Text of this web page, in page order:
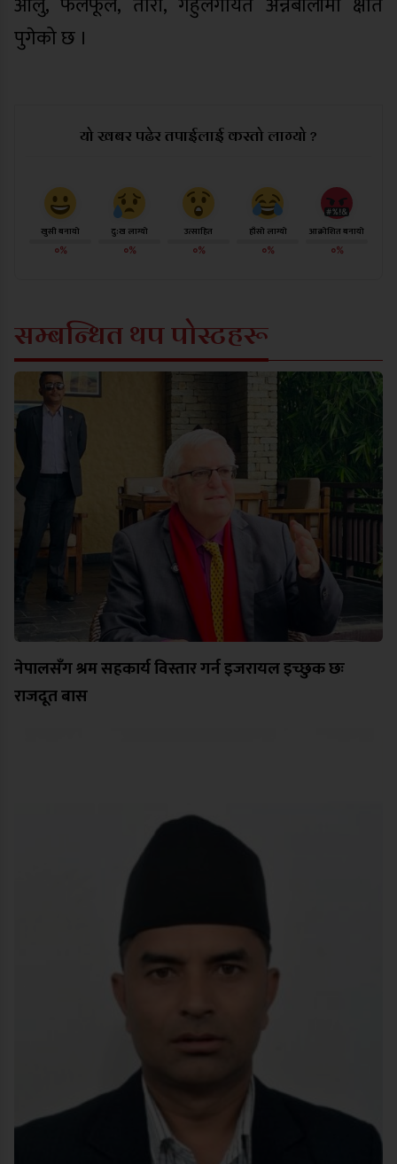
पुगेको छ ।
यो खबर पढेर तपाईलाई कस्तो लाग्यो ?
खुसी बनायो
०%
दु:ख लाग्यो
०%
उत्साहित
०%
हाँसो लाग्यो
०%
आक्रोशित बनायो
०%
सम्बन्धित थप पोस्टहरू
नेपालसँग श्रम सहकार्य विस्तार गर्न इजरायल इच्छुक छः
राजदूत बास